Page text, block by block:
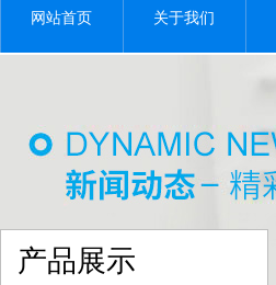
网站首页 关于我们
产品展示